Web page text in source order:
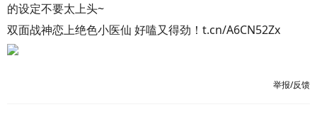
的设定不要太上头~
双面战神恋上绝色小医仙 好嗑又得劲！t.cn/A6CN52Zx
举报/反馈